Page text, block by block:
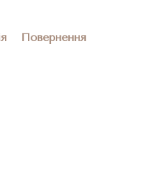
Повернення